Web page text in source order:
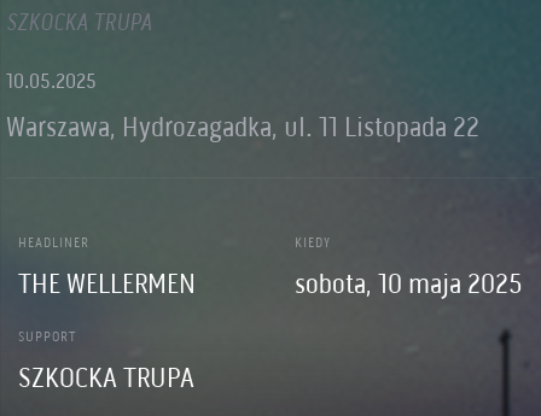
SZKOCKA TRUPA
10.05.2025
Warszawa, Hydrozagadka, ul. 11 Listopada 22
HEADLINER
THE WELLERMEN
KIEDY
sobota, 10 maja 2025
SUPPORT
SZKOCKA TRUPA